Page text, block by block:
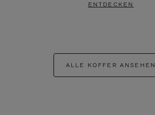
ENTDECKEN
ALLE KOFFER ANSEHEN